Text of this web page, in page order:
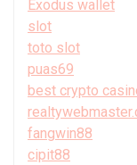
Exodus wallet
slot
toto slot
puas69
best crypto
fangwin88
cipit88